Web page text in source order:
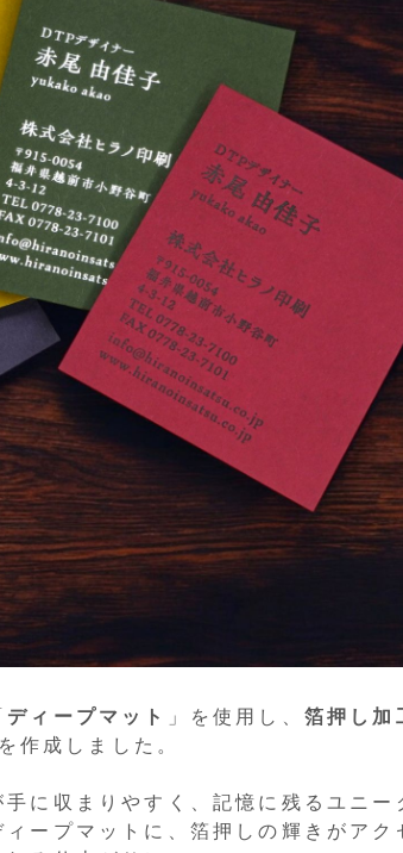
ディープマット 」を使用し、 箔押し加
を作成しました。
に収まりやすく、記憶に残るユニー
ープマットに、箔押しの輝きがアク